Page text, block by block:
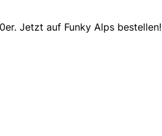
Jetzt auf Funky Alps bestellen!